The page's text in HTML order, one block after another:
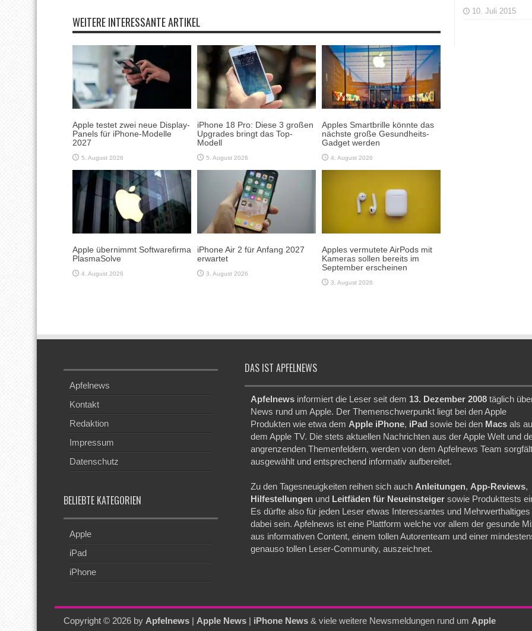
WEITERE INTERESSANTE ARTIKEL
Apple testet zwei neue Display-
Panels für iPhone-Modelle
2027
5. August 2026
iPhone 18 Pro: Diese 3 großen
Upgrades bringt das Top-
Modell
5. August 2026
Apples Smartbrille könnte das
nächste große Gesundheits-
Gadget werden
4. August 2026
Apple übernimmt Softwarefirma
PlasmaSolve
4. August 2026
iPhone Air 2 für Anfang 2027
erwartet
3. August 2026
Apples vermutete AirPods mit
Kameras sollen bereits im
September erscheinen
3. August 2026
10. Juli 2015
Apfelnews
Kontakt
Redaktion
Impressum
Datenschutz
BELIEBTE KATEGORIEN
Apple
iPad
iPhone
DAS IST APFELNEWS
Apfelnews informiert die Leser seit dem 13. Dezember 2008 täglich
News rund um Apple. Der Themenschwerpunkt liegt bei den Apple
Produkten wie etwa dem Apple iPhone, iPad sowie bei den Macs als
dem Apple TV. Die stets aktuellen Nachrichten aus der Apple Welt und
angrenzenden Themenfeldern, werden von dem Apfelnews Team
ausgewählt und entsprechend informativ aufbereitet.
Zu den Tagesneuigkeiten reihen sich auch Anleitungen, App-Reviews,
Hilfestellungen und Leitfäden für Neueinsteiger sowie Produkttests
Es dürfte also für jeden Leser etwas Interessantes und Mehrwerthaltiges
dabei sein. Apfelnews ist eine Plattform welche vor allem der gesunde
aus informativen Content, einem tollen Autorenteam und einer
genauso tollen Leser-Community, auszeichnet.
Copyright © 2026 by Apfelnews | Apple News | iPhone News & viele weitere Newsmeldungen rund um Apple